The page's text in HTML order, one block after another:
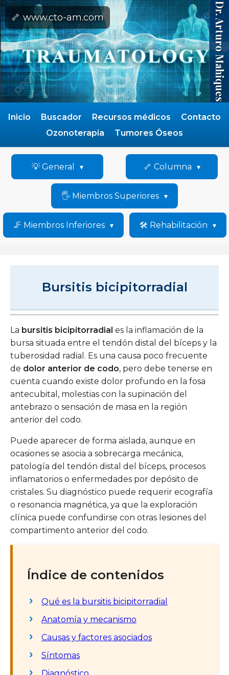
🦴 www.cto-am.com Dr. Arturo Mahiques
Inicio Buscador Recursos médicos
Contacto
Ozonoterapia
Tumores Óseos
💡 General 🦴 Columna
🖐️ Miembros Superiores
🦵 Miembros Inferiores 🛠️ Rehabilitación
Bursitis bicipitorradial
La bursitis bicipitorradial es la inflamación de la
bursa situada entre el tendón distal del bíceps y la
tuberosidad radial. Es una causa poco frecuente
de dolor anterior de codo, pero debe tenerse en
cuenta cuando existe dolor profundo en la fosa
antecubital, molestias con la supinación del
antebrazo o sensación de masa en la región
anterior del codo.
Puede aparecer de forma aislada, aunque en
ocasiones se asocia a sobrecarga mecánica,
patología del tendón distal del bíceps, procesos
inflamatorios o enfermedades por depósito de
cristales. Su diagnóstico puede requerir ecografía
o resonancia magnética, ya que la exploración
clínica puede confundirse con otras lesiones del
compartimento anterior del codo.
Índice de contenidos
Qué es la bursitis bicipitorradial
Anatomía y mecanismo
Causas y factores asociados
Síntomas